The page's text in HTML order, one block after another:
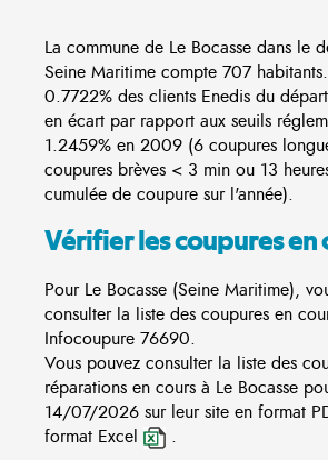
La commune de Le Bocasse dans le
Seine Maritime compte 707
0.7722% des clients Enedis du
en écart par rapport aux seuils
1.2459% en 2009 (6 coupures
coupures brèves < 3 min ou 13
cumulée de coupure sur l'année).
Vérifier les coupures en
Pour Le Bocasse (Seine Maritime),
consulter la liste des coupures en
Infocoupure 76690.
Vous pouvez consulter la liste des
réparations en cours à Le Bocasse
14/07/2026 sur leur site en format
format Excel
.